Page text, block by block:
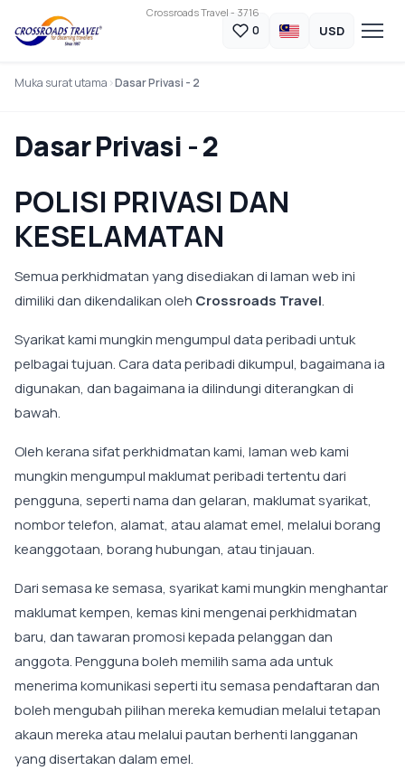
Crossroads Travel - 3716
0 USD
Muka surat utama Dasar Privasi - 2
Dasar Privasi - 2
POLISI PRIVASI DAN
KESELAMATAN
Semua perkhidmatan yang disediakan di laman web ini
dimiliki dan dikendalikan oleh Crossroads Travel.
Syarikat kami mungkin mengumpul data peribadi untuk
pelbagai tujuan. Cara data peribadi dikumpul, bagaimana ia
digunakan, dan bagaimana ia dilindungi diterangkan di
bawah.
Oleh kerana sifat perkhidmatan kami, laman web kami
mungkin mengumpul maklumat peribadi tertentu dari
pengguna, seperti nama dan gelaran, maklumat syarikat,
nombor telefon, alamat, atau alamat emel, melalui borang
keanggotaan, borang hubungan, atau tinjauan.
Dari semasa ke semasa, syarikat kami mungkin menghantar
maklumat kempen, kemas kini mengenai perkhidmatan
baru, dan tawaran promosi kepada pelanggan dan
anggota. Pengguna boleh memilih sama ada untuk
menerima komunikasi seperti itu semasa pendaftaran dan
boleh mengubah pilihan mereka kemudian melalui tetapan
akaun mereka atau melalui pautan berhenti langganan
yang disertakan dalam emel.